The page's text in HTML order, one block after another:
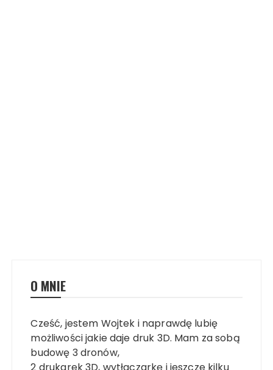
O MNIE
Cześć, jestem Wojtek i naprawdę lubię
możliwości jakie daje druk 3D. Mam za sobą
budowę 3 dronów,